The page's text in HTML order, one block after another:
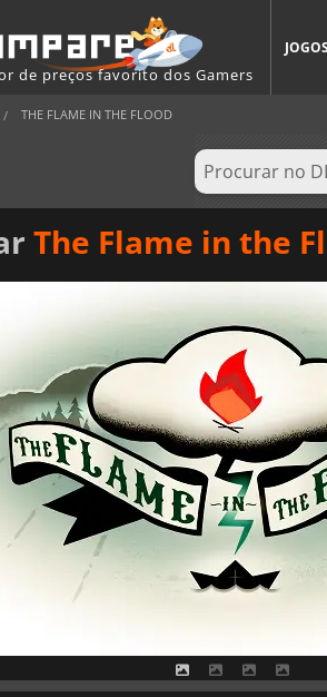
de preços favorito dos Gamers
JOGOS
THE FLAME IN THE FLOOD
The Flame in the